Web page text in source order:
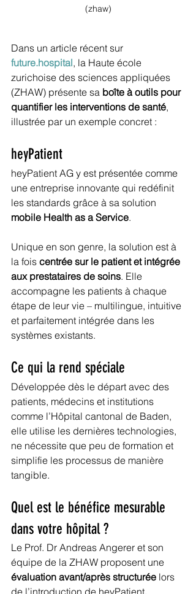
(zhaw)
Dans un article récent sur
future.hospital, la Haute école
zurichoise des sciences appliquées
(ZHAW) présente sa boîte à outils pour
quantifier les interventions de santé,
illustrée par un exemple concret :
heyPatient
heyPatient AG y est présentée comme
une entreprise innovante qui redéfinit
les standards grâce à sa solution
mobile Health as a Service.
Unique en son genre, la solution est à
la fois centrée sur le patient et intégrée
aux prestataires de soins. Elle
accompagne les patients à chaque
étape de leur vie – multilingue, intuitive
et parfaitement intégrée dans les
systèmes existants.
Ce qui la rend spéciale
Développée dès le départ avec des
patients, médecins et institutions
comme l’Hôpital cantonal de Baden,
elle utilise les dernières technologies,
ne nécessite que peu de formation et
simplifie les processus de manière
tangible.
Quel est le bénéfice mesurable
dans votre hôpital ?
Le Prof. Dr Andreas Angerer et son
équipe de la ZHAW proposent une
évaluation avant/après structurée lors
de l’introduction de heyPatient.